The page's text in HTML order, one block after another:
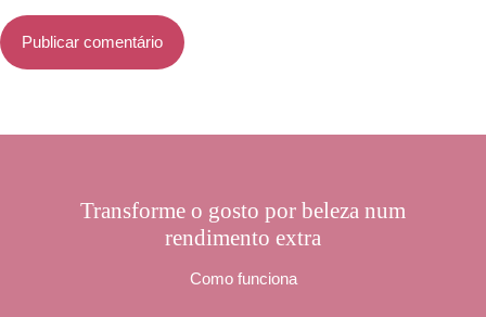
Publicar comentário
Transforme o gosto por beleza num
rendimento extra
Como funciona